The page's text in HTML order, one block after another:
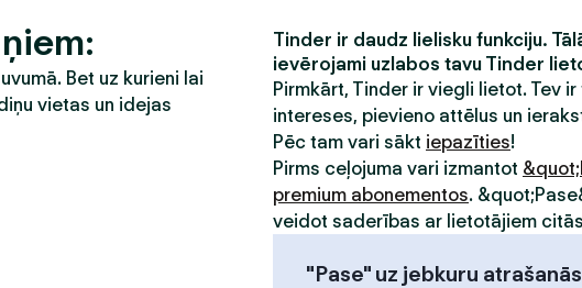
Bet uz kurieni lai
vietas un idejas
Tinder ir daudz lielisku funkciju.
ievērojami uzlabos tavu Tinder
Pirmkārt, Tinder ir viegli lietot. Tev
intereses, pievieno attēlus un
Pēc tam vari sākt iepazīties!
Pirms ceļojuma vari izmantot
premium abonementos.
veidot saderības ar lietotājiem
"Pase" uz jebkuru